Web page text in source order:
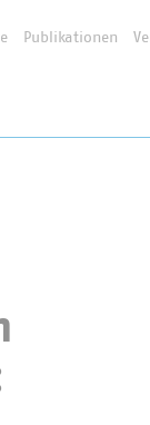
Publikationen